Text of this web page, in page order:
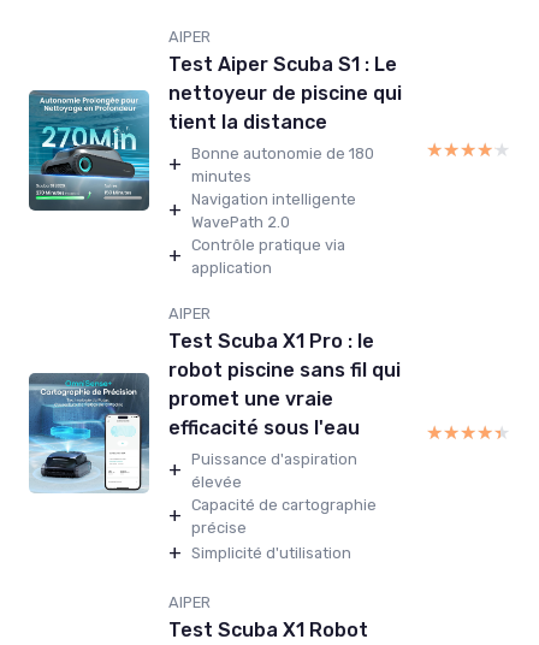
AIPER
Test Aiper Scuba S1 : Le
nettoyeur de piscine qui
tient la distance
+ Bonne autonomie de 180
minutes
+ Navigation intelligente
WavePath 2.0
+ Contrôle pratique via
application
★★★★★
★★★★★
AIPER
Test Scuba X1 Pro : le
robot piscine sans fil qui
promet une vraie
efficacité sous l'eau
+ Puissance d'aspiration
élevée
+ Capacité de cartographie
précise
+ Simplicité d'utilisation
★★★★★
★★★★★
AIPER
Test Scuba X1 Robot